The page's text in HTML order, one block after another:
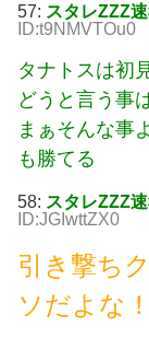
57: スタレZZZ
ID:t9NMVTOu0
タナトスは初
どうと言う事
まぁそんな事
も勝てる
58: スタレZZZ
ID:JGIwttZX0
引き撃ち
ソだよな！